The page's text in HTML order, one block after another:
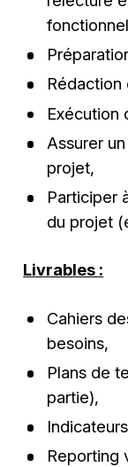
Rédaction
Exécution
Assurer
projet,
Participer
du projet
Livrables :
Cahiers
besoins,
Plans de
partie),
Reporting